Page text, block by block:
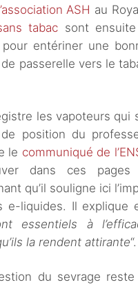
ASH au
tabac sont
entériner une
passerelle vers le
les vapoteurs qui
position du
le communiqué de
dans ces pages
qu’il souligne ici
e-liquides. Il explique
essentiels à
la rendent attirante“.
du sevrage